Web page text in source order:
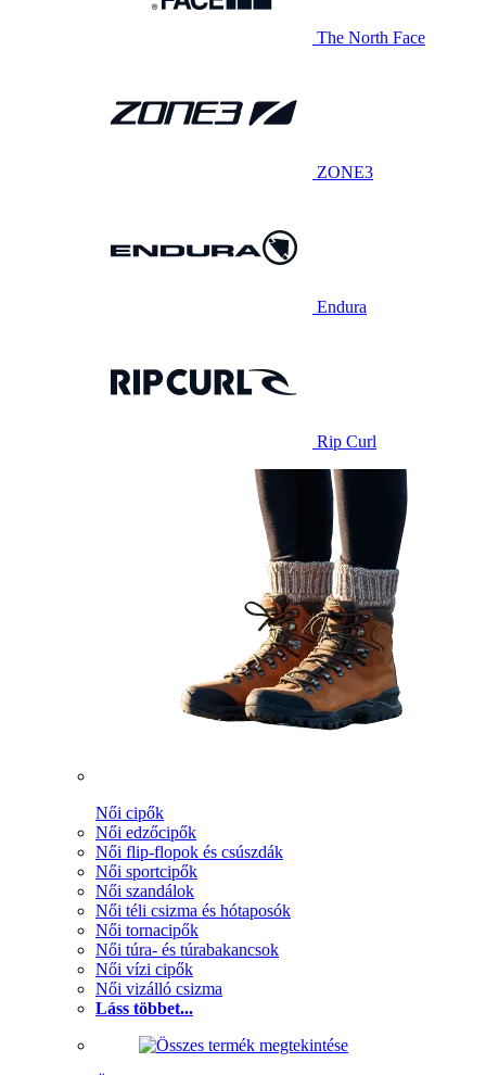
The North Face
ZONE3
Endura
Rip Curl
Női cipők
Női edzőcipők
Női flip-flopok és csúszdák
Női sportcipők
Női szandálok
Női téli csizma és hótaposók
Női tornacipők
Női túra- és túrabakancsok
Női vízi cipők
Női vizálló csizma
Láss többet...